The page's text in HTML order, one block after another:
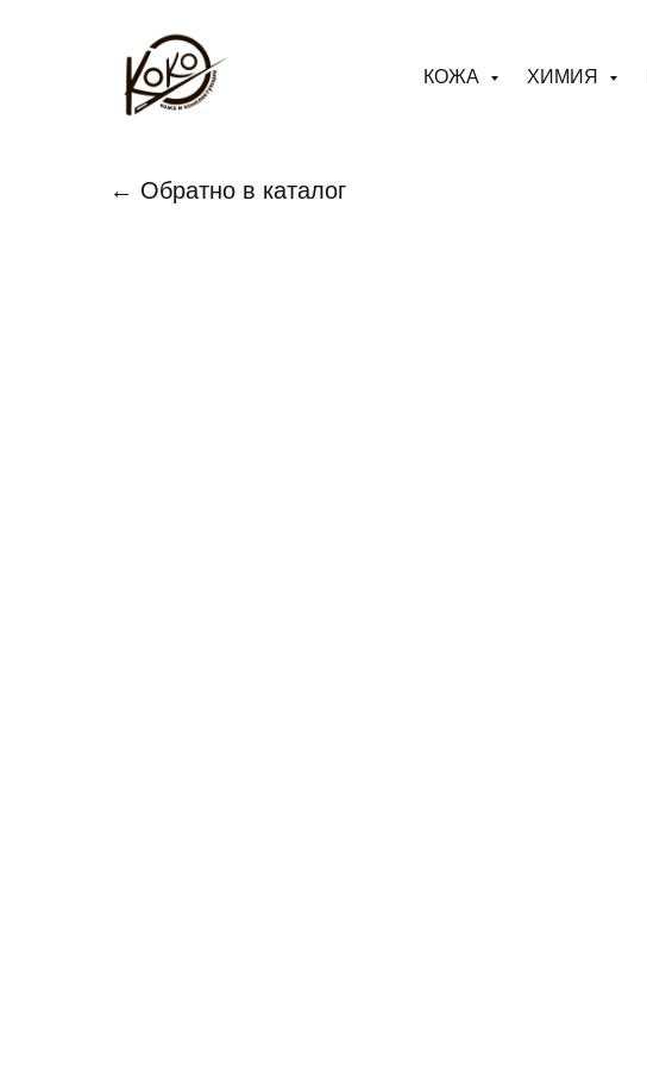
КОЖА ХИМИЯ
← Обратно в каталог